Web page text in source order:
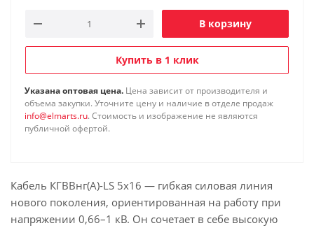
В корзину
Купить в 1 клик
Указана оптовая цена. Цена зависит от производителя и
объема закупки. Уточните цену и наличие в отделе продаж
info@elmarts.ru. Стоимость и изображение не являются
публичной офертой.
Кабель КГВВнг(А)-LS 5х16 — гибкая силовая линия
нового поколения, ориентированная на работу при
напряжении 0,66–1 кВ. Он сочетает в себе высокую